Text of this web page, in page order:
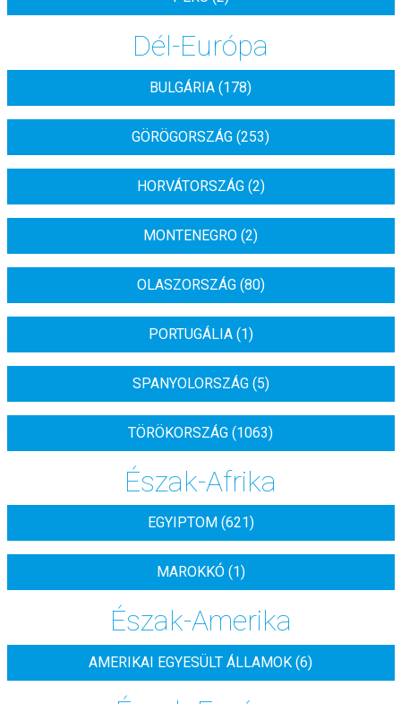
Dél-Európa
BULGÁRIA (178)
GÖRÖGORSZÁG (253)
HORVÁTORSZÁG (2)
MONTENEGRO (2)
OLASZORSZÁG (80)
PORTUGÁLIA (1)
SPANYOLORSZÁG (5)
TÖRÖKORSZÁG (1063)
Észak-Afrika
EGYIPTOM (621)
MAROKKÓ (1)
Észak-Amerika
AMERIKAI EGYESÜLT ÁLLAMOK (6)